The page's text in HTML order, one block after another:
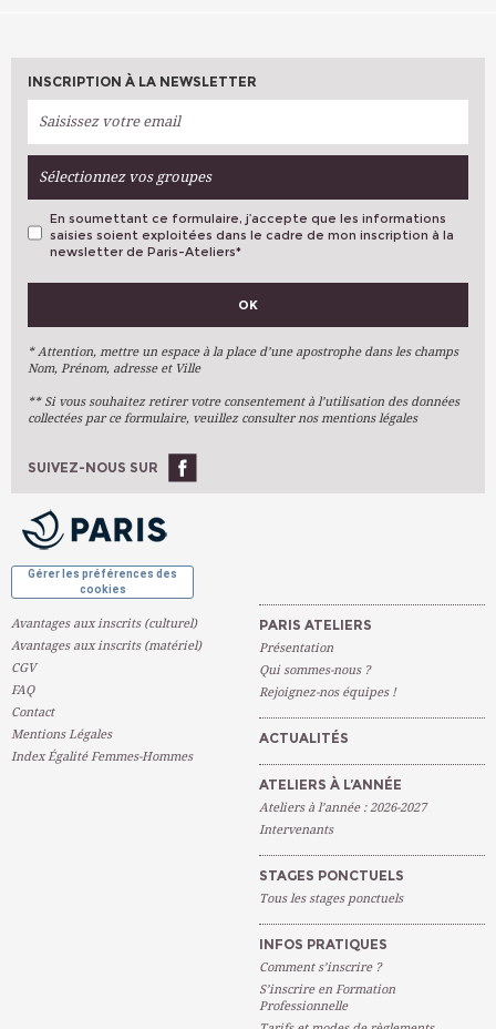
INSCRIPTION À LA NEWSLETTER
Sélectionnez vos groupes
VOS PRÉFÉRENCES
Arts Plastiques
Arts Du Texte
Arts Numériques
Ateliers À L'année
En soumettant ce formulaire, j’accepte que les informations
saisies soient exploitées dans le cadre de mon inscription à la
newsletter de Paris-Ateliers*
OK
* Attention, mettre un espace à la place d’une apostrophe dans les champs
Nom, Prénom, adresse et Ville
** Si vous souhaitez retirer votre consentement à l’utilisation des données
collectées par ce formulaire, veuillez consulter nos mentions légales
SUIVEZ-NOUS SUR
Gérer les préférences des
cookies
Avantages aux inscrits (culturel)
Avantages aux inscrits (matériel)
CGV
FAQ
Contact
Mentions Légales
Index Égalité Femmes-Hommes
PARIS ATELIERS
Présentation
Qui sommes-nous ?
Rejoignez-nos équipes !
ACTUALITÉS
ATELIERS À L’ANNÉE
Ateliers à l’année : 2026-2027
Intervenants
STAGES PONCTUELS
Tous les stages ponctuels
INFOS PRATIQUES
Comment s’inscrire ?
S’inscrire en Formation
Professionnelle